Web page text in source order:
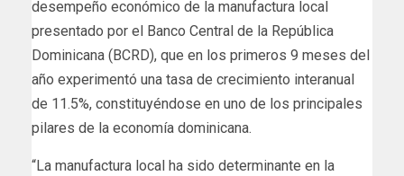
desempeño económico de la manufactura local
presentado por el Banco Central de la República
Dominicana (BCRD), que en los primeros 9 meses del
año experimentó una tasa de crecimiento interanual
de 11.5%, constituyéndose en uno de los principales
pilares de la economía dominicana.
“La manufactura local ha sido determinante en la